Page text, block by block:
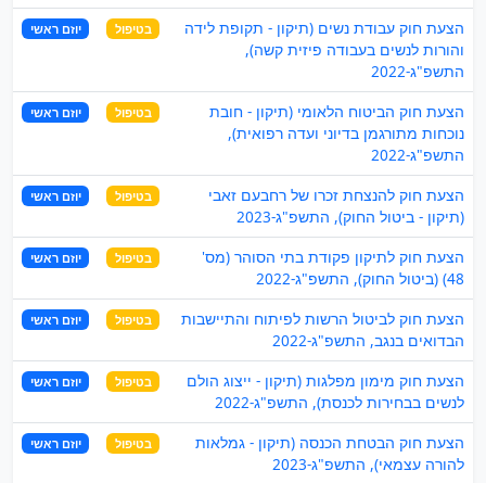
הצעת חוק עבודת נשים (תיקון - תקופת לידה
והורות לנשים בעבודה פיזית קשה),
התשפ"ג-2022
בטיפול יוזם ראשי
הצעת חוק הביטוח הלאומי (תיקון - חובת
נוכחות מתורגמן בדיוני ועדה רפואית),
התשפ"ג-2022
בטיפול יוזם ראשי
הצעת חוק להנצחת זכרו של רחבעם זאבי
(תיקון - ביטול החוק), התשפ"ג-2023
בטיפול יוזם ראשי
הצעת חוק לתיקון פקודת בתי הסוהר (מס'
48) (ביטול החוק), התשפ"ג-2022
בטיפול יוזם ראשי
הצעת חוק לביטול הרשות לפיתוח והתיישבות
הבדואים בנגב, התשפ"ג-2022
בטיפול יוזם ראשי
הצעת חוק מימון מפלגות (תיקון - ייצוג הולם
לנשים בבחירות לכנסת), התשפ"ג-2022
בטיפול יוזם ראשי
הצעת חוק הבטחת הכנסה (תיקון - גמלאות
להורה עצמאי), התשפ"ג-2023
בטיפול יוזם ראשי